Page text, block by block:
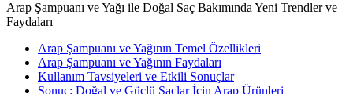
Arap Şampuanı ve Yağı ile Doğal Saç Bakımında Yeni Trendler ve
Faydaları
Arap Şampuanı ve Yağının Temel Özellikleri
Arap Şampuanı ve Yağının Faydaları
Kullanım Tavsiyeleri ve Etkili Sonuçlar
Sonuç: Doğal ve Güçlü Saçlar İçin Arap Ürünleri